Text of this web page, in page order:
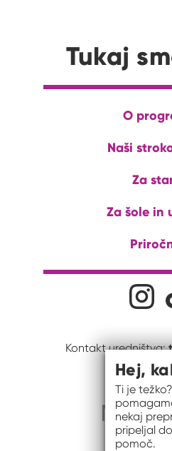
Tukaj
O
Naši
Za
Za šole in
Družabna
Kontakt uredništva:
Hej,
Ti je
nekaj
pripeljal
pomoč.